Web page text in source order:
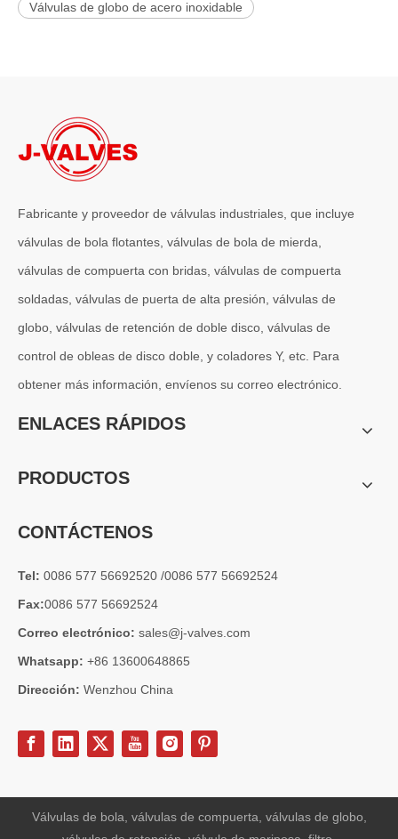
Válvulas de globo de acero inoxidable
Fabricante y proveedor de válvulas industriales, que incluye
válvulas de bola flotantes, válvulas de bola de mierda,
válvulas de compuerta con bridas, válvulas de compuerta
soldadas, válvulas de puerta de alta presión, válvulas de
globo, válvulas de retención de doble disco, válvulas de
control de obleas de disco doble, y coladores Y, etc. Para
obtener más información, envíenos su correo electrónico.
ENLACES RÁPIDOS
PRODUCTOS
CONTÁCTENOS
Tel: 0086 577 56692520 /0086 577 56692524
Fax:0086 577 56692524
Correo electrónico: sales@j-valves.com
Whatsapp: +86 13600648865
Dirección: Wenzhou China
Válvulas de bola, válvulas de compuerta, válvulas de globo,